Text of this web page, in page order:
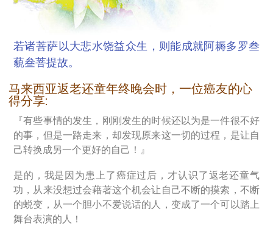
若诸菩萨以大悲水饶益众生，则能成就阿耨多罗叁
藐叁菩提故。
马来西亚返老还童年终晚会时，一位癌友的心
得分享:
『有些事情的发生，刚刚发生的时候还以为是一件很不好
的事，但是一路走来，却发现原来这一切的过程，是让自
己转换成另一个更好的自己！』
是的，我是因为患上了癌症过后，才认识了返老还童气
功，从来没想过会藉著这个机会让自己不断的摸索，不断
的蜕变，从一个胆小不爱说话的人，变成了一个可以踏上
舞台表演的人！